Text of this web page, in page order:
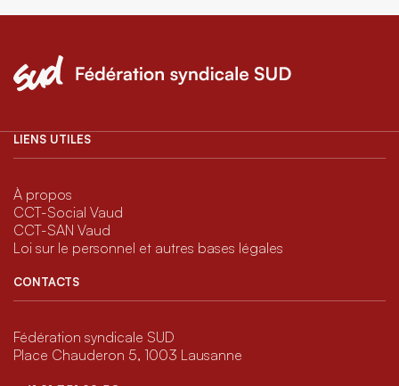
LIENS UTILES
À propos
CCT-Social Vaud
CCT-SAN Vaud
Loi sur le personnel et autres bases légales
CONTACTS
Fédération syndicale SUD
Place Chauderon 5, 1003 Lausanne